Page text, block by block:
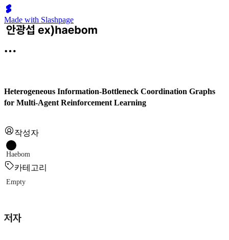
Made with Slashpage
Heterogeneous Information-Bottleneck Coordination Graphs
for Multi-Agent Reinforcement Learning
작성자
Haebom
카테고리
Empty
저자